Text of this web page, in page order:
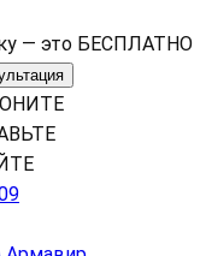
— это БЕСПЛАТНО